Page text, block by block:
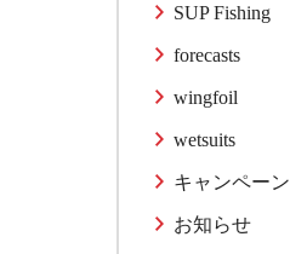
SUP Fishing
forecasts
wingfoil
wetsuits
キャンペーン
お知らせ